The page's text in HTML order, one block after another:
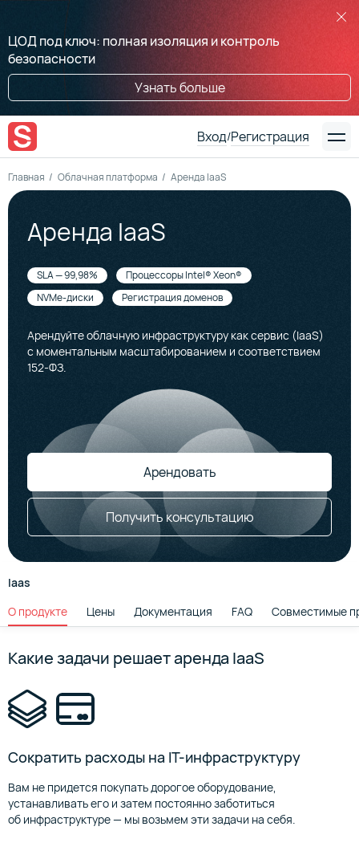
ЦОД под ключ: полная изоляция и контроль
безопасности
Узнать больше
Вход/Регистрация
Главная Облачная платформа Аренда IaaS
Аренда IaaS
Арендуйте облачную инфраструктуру как сервис (IaaS)
с моментальным масштабированием и соответствием
152-ФЗ.
Арендовать
Получить консультацию
SLA — 99,98%
Процессоры Intel® Xeon®
NVMe-диски
Регистрация доменов
Iaas
О продукте
Цены Документация FAQ Совместимые
Какие задачи решает аренда IaaS
Сократить расходы на IT-инфраструктуру
Вам не придется покупать дорогое оборудование,
устанавливать его и затем постоянно заботиться
об инфраструктуре — мы возьмем эти задачи на себя.